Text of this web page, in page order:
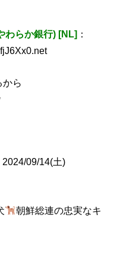
わらか銀行) [NL] ：
ら
2024/09/14(土)
朝鮮総連の忠実なキ